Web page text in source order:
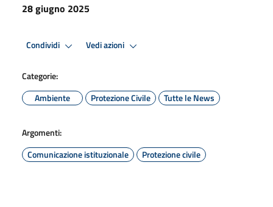
28 giugno 2025
Condividi Vedi azioni
Categorie:
Ambiente
Protezione Civile Tutte le News
Argomenti:
Comunicazione istituzionale
Protezione civile